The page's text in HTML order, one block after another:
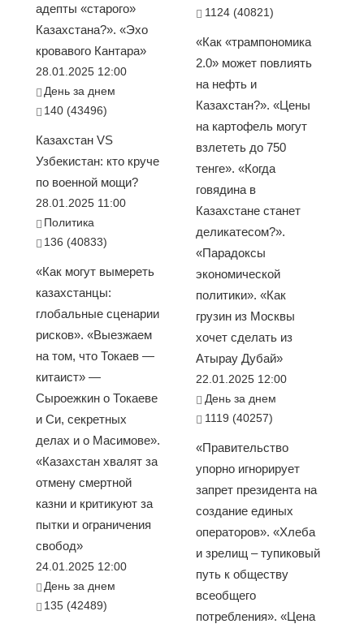
адепты «старого»
Казахстана?». «Эхо
кровавого Кантара»
28.01.2025 12:00
День за днем
140 (43496)
Казахстан VS
Узбекистан: кто круче
по военной мощи?
28.01.2025 11:00
Политика
136 (40833)
«Как могут вымереть
казахстанцы:
глобальные сценарии
рисков». «Выезжаем
на том, что Токаев —
китаист» —
Сыроежкин о Токаеве
и Си, секретных
делах и о Масимове».
«Казахстан хвалят за
отмену смертной
казни и критикуют за
пытки и ограничения
свобод»
24.01.2025 12:00
День за днем
135 (42489)
1124 (40821)
«Как «трампономика
2.0» может повлиять
на нефть и
Казахстан?». «Цены
на картофель могут
взлететь до 750
тенге». «Когда
говядина в
Казахстане станет
деликатесом?».
«Парадоксы
экономической
политики». «Как
грузин из Москвы
хочет сделать из
Атырау Дубай»
22.01.2025 12:00
День за днем
1119 (40257)
«Правительство
упорно игнорирует
запрет президента на
создание единых
операторов». «Хлеба
и зрелищ – тупиковый
путь к обществу
всеобщего
потребления». «Цена